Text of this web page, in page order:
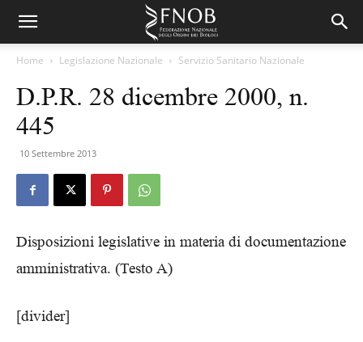
Home Legislazione Nazionale Servizio Sanitario Nazionale
D.P.R. 28 dicembre 2000, n.
445
10 Settembre 2013
Disposizioni legislative in materia di documentazione
amministrativa. (Testo A)
[divider]